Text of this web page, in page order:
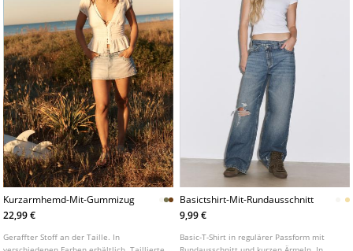
Kurzarmhemd-Mit-Gummizug
22,99 €
Geraffter Stoff an der Taille. In
Basictshirt-Mit-Rundausschnitt
9,99 €
Basic-T-Shirt in regulärer Passform mit